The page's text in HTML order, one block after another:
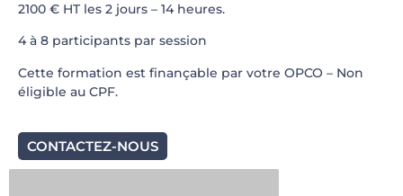
2100 € HT les 2 jours – 14 heures.
4 à 8 participants par session
Cette formation est finançable par votre OPCO – Non
éligible au CPF.
CONTACTEZ-NOUS